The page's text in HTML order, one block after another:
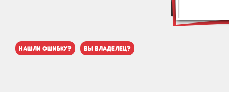
нашли ошибку? вы владелец?